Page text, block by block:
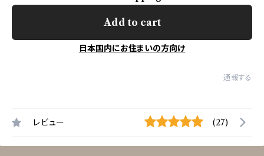
Add to cart
日本国内にお住まいの方向け
通報する
レビュー (27)